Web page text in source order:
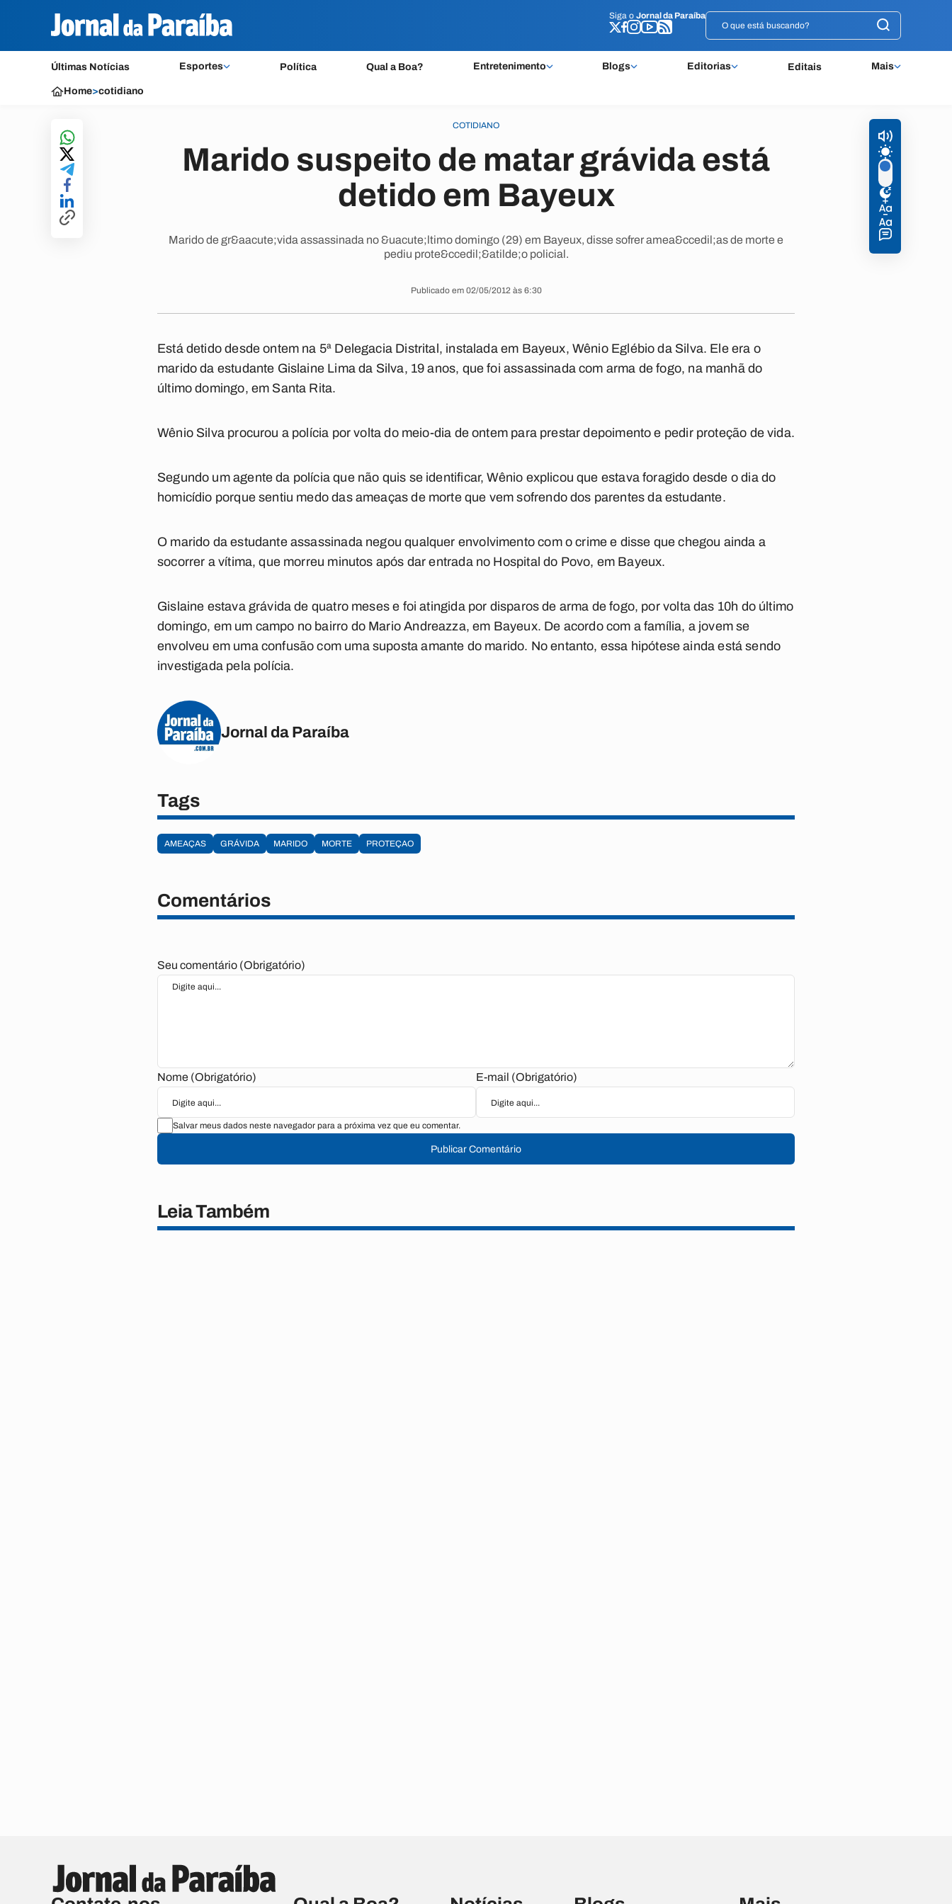
Siga o Jornal da Paraíba
Últimas Notícias Esportes Política Qual a Boa? Entretenimento Blogs Editorias Editais Mais
Siga o Jornal da Paraíba
Home>cotidiano
COTIDIANO
Marido suspeito de matar grávida está
detido em Bayeux
Marido de gr&aacute;vida assassinada no &uacute;ltimo domingo (29) em Bayeux, disse sofrer amea&ccedil;as de morte e
pediu prote&ccedil;&atilde;o policial.
Publicado em 02/05/2012 às 6:30
Está detido desde ontem na 5ª Delegacia Distrital, instalada em Bayeux, Wênio Eglébio da Silva. Ele era o
marido da estudante Gislaine Lima da Silva, 19 anos, que foi assassinada com arma de fogo, na manhã do
último domingo, em Santa Rita.
Wênio Silva procurou a polícia por volta do meio-dia de ontem para prestar depoimento e pedir proteção de vida.
Segundo um agente da polícia que não quis se identificar, Wênio explicou que estava foragido desde o dia do
homicídio porque sentiu medo das ameaças de morte que vem sofrendo dos parentes da estudante.
O marido da estudante assassinada negou qualquer envolvimento com o crime e disse que chegou ainda a
socorrer a vítima, que morreu minutos após dar entrada no Hospital do Povo, em Bayeux.
Gislaine estava grávida de quatro meses e foi atingida por disparos de arma de fogo, por volta das 10h do último
domingo, em um campo no bairro do Mario Andreazza, em Bayeux. De acordo com a família, a jovem se
envolveu em uma confusão com uma suposta amante do marido. No entanto, essa hipótese ainda está sendo
investigada pela polícia.
Jornal da Paraíba
Tags
AMEAÇAS GRÁVIDA MARIDO MORTE PROTEÇAO
Comentários
Seu comentário (Obrigatório)
Nome (Obrigatório) E-mail (Obrigatório)
Salvar meus dados neste navegador para a próxima vez que eu comentar.
Publicar Comentário
Leia Também